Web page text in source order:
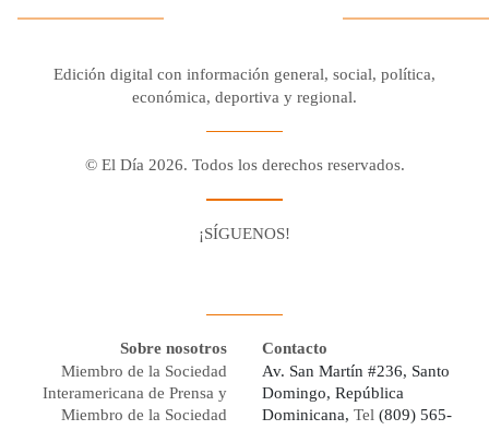
Edición digital con información general, social, política,
económica, deportiva y regional.
© El Día 2026. Todos los derechos reservados.
¡SÍGUENOS!
Sobre nosotros
Miembro de la Sociedad
Interamericana de Prensa y
Miembro de la Sociedad
Contacto
Av. San Martín #236, Santo
Domingo, República
Dominicana, Tel (809) 565-